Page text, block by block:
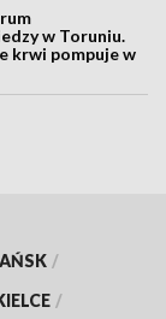
w Toruniu.
krwi pompuje w
/
/